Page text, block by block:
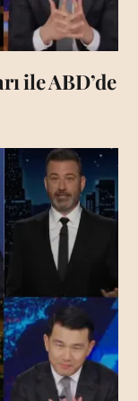
ile ABD’de